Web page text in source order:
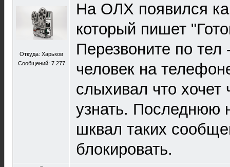
Откуда: Харьков
Сообщений: 7 277
На ОЛХ появился
который пишет
Перезвоните по тел
человек на
слыхивал что хочет
узнать. Последнюю
шквал таких
блокировать.